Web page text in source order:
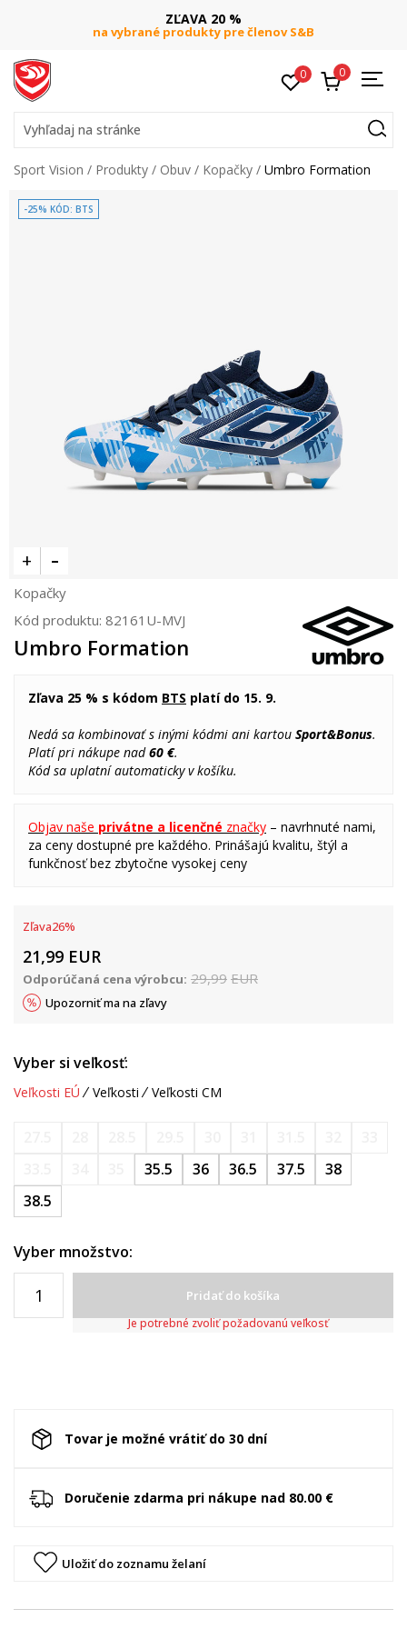
ZĽAVA 20 %
na vybrané produkty pre členov S&B
0 0
Vyhľadaj na stránke
Sport Vision Produkty Obuv Kopačky Umbro Formation
-25% KÓD: BTS
Kopačky
Kód produktu: 82161U-MVJ
Umbro Formation
Zľava 25 % s kódom BTS platí do 15. 9.
Nedá sa kombinovať s inými kódmi ani kartou Sport&Bonus.
Platí pri nákupe nad60 €.
Kód sa uplatní automaticky v košíku.
Objav naše privátne a licenčné značky – navrhnuté nami,
za ceny dostupné pre každého. Prinášajú kvalitu, štýl a
funkčnosť bez zbytočne vysokej ceny
Zľava26%
21,99 EUR
Odporúčaná cena výrobcu: 29,99 EUR
Upozorniť ma na zľavy
Vyber si veľkosť:
Veľkosti EÚ Veľkosti Veľkosti CM
35.5 36 36.5 37.5
38
38.5
Vyber množstvo:
Pridať do košíka
Je potrebné zvoliť požadovanú veľkosť
Tovar je možné vrátiť do 30 dní
Doručenie zdarma pri nákupe nad 80.00 €
Uložiť do zoznamu želaní